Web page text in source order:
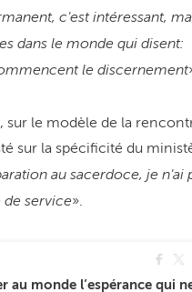
c'est intéressant,
dans le monde qui disent:
le discernement
sur le modèle de la
sur la spécificité du
au sacerdoce, je n'ai
service».
au monde l’espérance qui